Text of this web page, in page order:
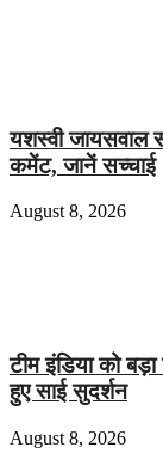
यशस्वी जायसवाल
कमेंट, जानें सच्चाई
August 8, 2026
टीम इंडिया को
हुए साई सुदर्शन
August 8, 2026